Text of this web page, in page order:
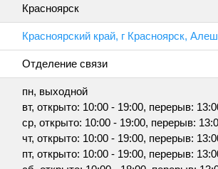
Красноярск
Красноярский край, г Красноярск,
Отделение связи
пн, выходной
вт, открыто: 10:00 - 19:00, перерыв:
ср, открыто: 10:00 - 19:00, перерыв:
чт, открыто: 10:00 - 19:00, перерыв:
пт, открыто: 10:00 - 19:00, перерыв: